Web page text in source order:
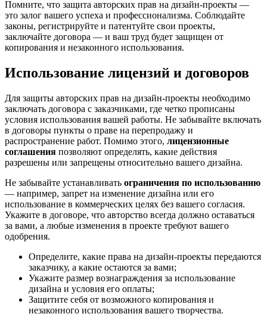
Помните, что защита авторских прав на дизайн-проекты —
это залог вашего успеха и профессионализма. Соблюдайте
законы, регистрируйте и патентуйте свои проекты,
заключайте договора — и ваш труд будет защищен от
копирования и незаконного использования.
Использование лицензий и договоров
Для защиты авторских прав на дизайн-проекты необходимо
заключать договора с заказчиками, где четко прописаны
условия использования вашей работы. Не забывайте включать
в договоры пункты о праве на перепродажу и
распространение работ. Помимо этого, лицензионные
соглашения позволяют определять, какие действия
разрешены или запрещены относительно вашего дизайна.
Не забывайте устанавливать ограничения по использованию
— например, запрет на изменение дизайна или его
использование в коммерческих целях без вашего согласия.
Укажите в договоре, что авторство всегда должно оставаться
за вами, а любые изменения в проекте требуют вашего
одобрения.
Определите, какие права на дизайн-проекты передаются
заказчику, а какие остаются за вами;
Укажите размер вознаграждения за использование
дизайна и условия его оплаты;
Защитите себя от возможного копирования и
незаконного использования вашего творчества.